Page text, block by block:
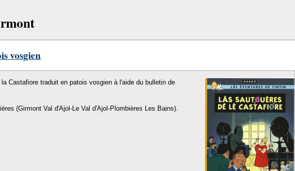
vosgien
Castafiore traduit en patois vosgien à l'aide du bulletin de
(Girmont Val d'Ajol-Le Val d'Ajol-Plombières Les Bains).